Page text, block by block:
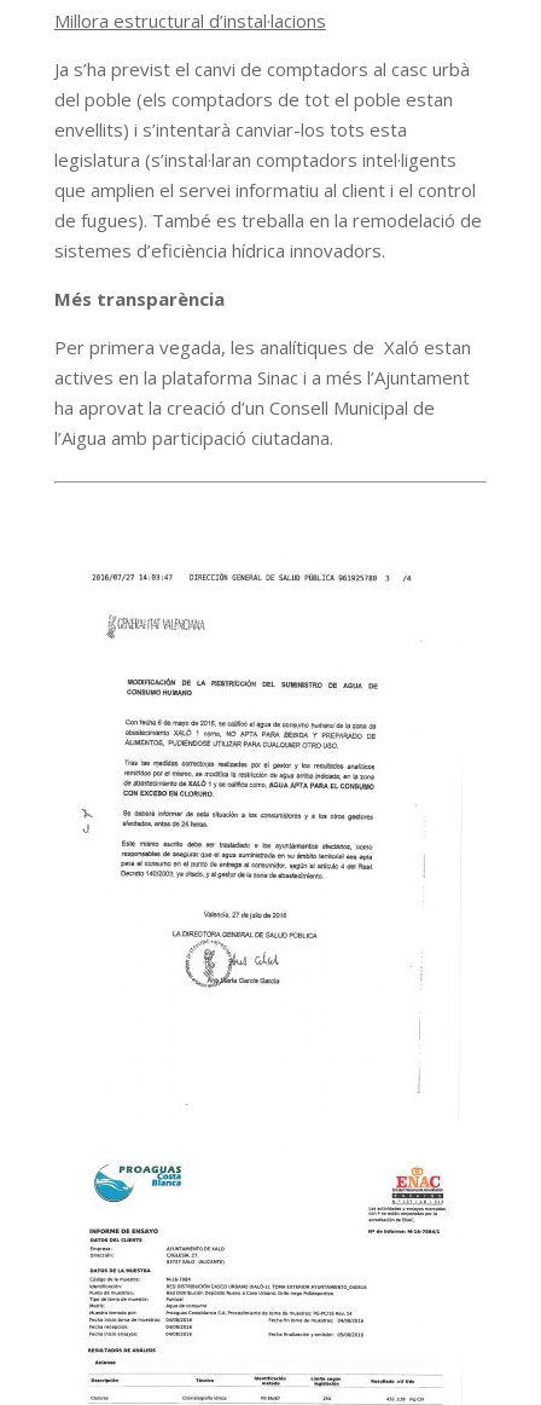
Millora estructural d’instal·lacions
Ja s’ha previst el canvi de comptadors al casc urbà
del poble (els comptadors de tot el poble estan
envellits) i s’intentarà canviar-los tots esta
legislatura (s’instal·laran comptadors intel·ligents
que amplien el servei informatiu al client i el control
de fugues). També es treballa en la remodelació de
sistemes d’eficiència hídrica innovadors.
Més transparència
Per primera vegada, les analítiques de Xaló estan
actives en la plataforma Sinac i a més l’Ajuntament
ha aprovat la creació d’un Consell Municipal de
l’Aigua amb participació ciutadana.